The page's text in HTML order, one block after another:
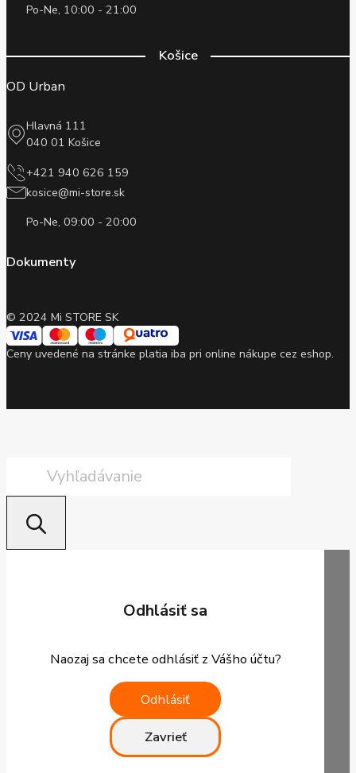
Po-Ne, 10:00 - 21:00
Košice
OD Urban
Hlavná 111
040 01 Košice
+421 940 626 159
kosice@mi-store.sk
Po-Ne, 09:00 - 20:00
Dokumenty
© 2024 Mi STORE SK
Ceny uvedené na stránke platia iba pri online nákupe cez eshop.
Odhlásiť sa
Naozaj sa chcete odhlásiť z Vášho účtu?
Odhlásiť
Zavrieť